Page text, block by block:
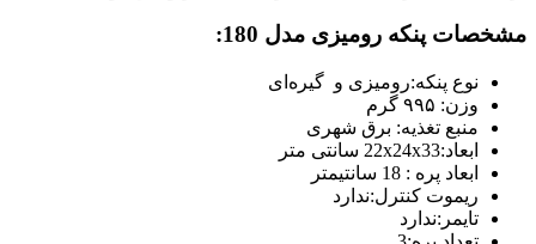
مشخصات پنکه رومیزی مدل 180:
نوع پنکه:رومیزی و گیره‌ای
وزن: ۹۹۵ گرم
منبع تغذیه: برق شهری
ابعاد:22x24x33 سانتی متر
ابعاد پره : 18 سانتیمتر
ریموت کنترل:ندارد
تایمر:ندارد